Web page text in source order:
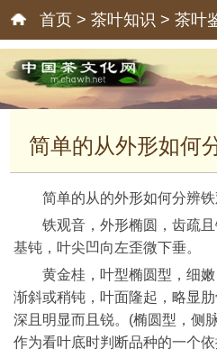
首页 > 茶叶知识 > 茶叶
简单的从的外形如何分辨铁
铁观音，外形椭圆，齿疏
基钝，叶尖凹向左歪微下垂。
黄金桂，叶型椭圆型，细
渐斜或稍钝，叶面隆起，略显
深且明显而且锐。(椭圆型，侧
作为看叶底时判断品种的一个依